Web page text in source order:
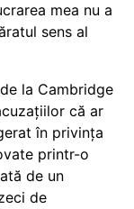
mea nu a
sens al
la Cambridge
că ar
în privința
printr-o
de un
de